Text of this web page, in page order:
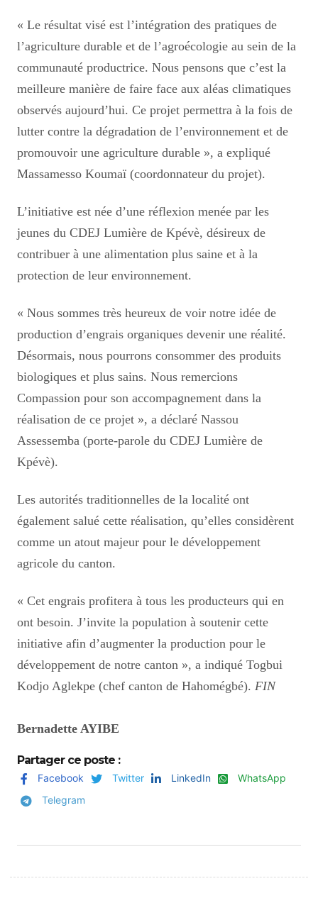
« Le résultat visé est l’intégration des pratiques de
l’agriculture durable et de l’agroécologie au sein de la
communauté productrice. Nous pensons que c’est la
meilleure manière de faire face aux aléas climatiques
observés aujourd’hui. Ce projet permettra à la fois de
lutter contre la dégradation de l’environnement et de
promouvoir une agriculture durable », a expliqué
Massamesso Koumaï (coordonnateur du projet).
L’initiative est née d’une réflexion menée par les
jeunes du CDEJ Lumière de Kpévè, désireux de
contribuer à une alimentation plus saine et à la
protection de leur environnement.
« Nous sommes très heureux de voir notre idée de
production d’engrais organiques devenir une réalité.
Désormais, nous pourrons consommer des produits
biologiques et plus sains. Nous remercions
Compassion pour son accompagnement dans la
réalisation de ce projet », a déclaré Nassou
Assessemba (porte-parole du CDEJ Lumière de
Kpévè).
Les autorités traditionnelles de la localité ont
également salué cette réalisation, qu’elles considèrent
comme un atout majeur pour le développement
agricole du canton.
« Cet engrais profitera à tous les producteurs qui en
ont besoin. J’invite la population à soutenir cette
initiative afin d’augmenter la production pour le
développement de notre canton », a indiqué Togbui
Kodjo Aglekpe (chef canton de Hahomégbé). FIN
Bernadette AYIBE
Partager ce poste :
Facebook Twitter LinkedIn
WhatsApp
Telegram